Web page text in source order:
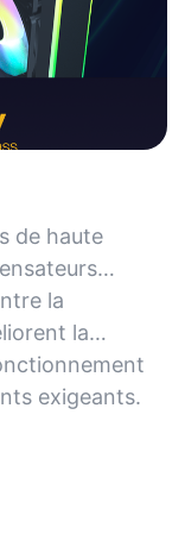
de haute
la
la
exigeants.